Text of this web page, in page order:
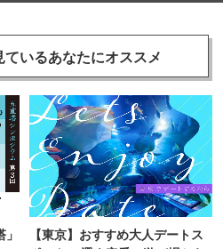
ているあなたにオススメ
【東京】おすすめ大人デートス